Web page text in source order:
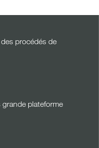
procédés de
plateforme